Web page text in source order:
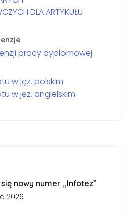
DLA ARTYKUŁU
pracy dyplomowej
w jęz. polskim
w jęz. angielskim
się nowy numer „Infotez”
2026